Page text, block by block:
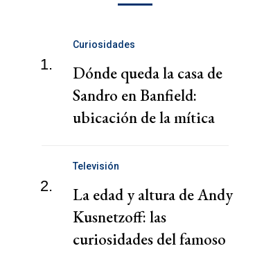
1.
Curiosidades
Dónde queda la casa de
Sandro en Banfield:
ubicación de la mítica
2.
Televisión
La edad y altura de Andy
Kusnetzoff: las
curiosidades del famoso